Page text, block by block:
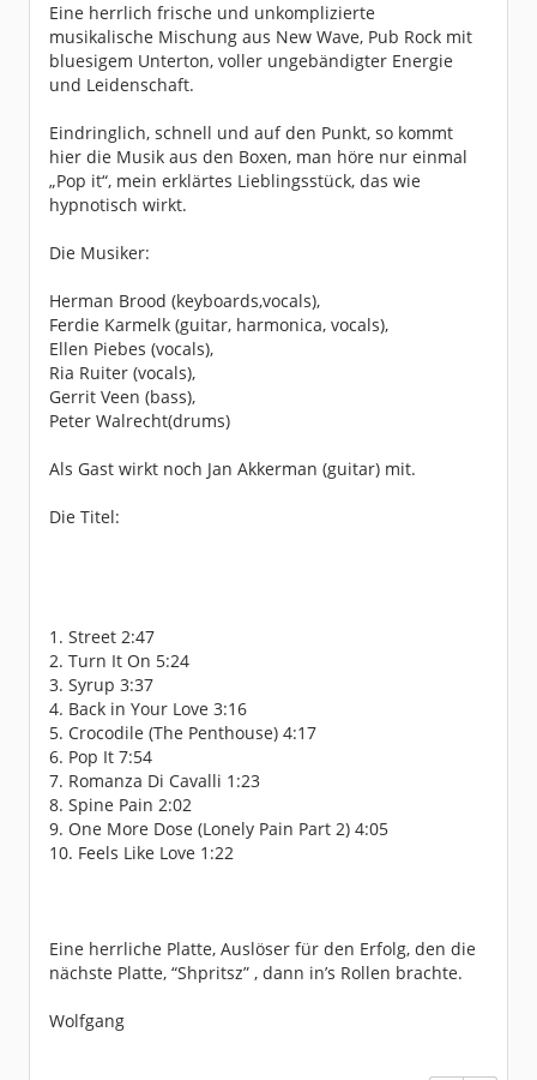
Eine herrlich frische und unkomplizierte
musikalische Mischung aus New Wave, Pub Rock mit
bluesigem Unterton, voller ungebändigter Energie
und Leidenschaft.
Eindringlich, schnell und auf den Punkt, so kommt
hier die Musik aus den Boxen, man höre nur einmal
„Pop it“, mein erklärtes Lieblingsstück, das wie
hypnotisch wirkt.
Die Musiker:
Herman Brood (keyboards,vocals),
Ferdie Karmelk (guitar, harmonica, vocals),
Ellen Piebes (vocals),
Ria Ruiter (vocals),
Gerrit Veen (bass),
Peter Walrecht(drums)
Als Gast wirkt noch Jan Akkerman (guitar) mit.
Die Titel:
1. Street 2:47
2. Turn It On 5:24
3. Syrup 3:37
4. Back in Your Love 3:16
5. Crocodile (The Penthouse) 4:17
6. Pop It 7:54
7. Romanza Di Cavalli 1:23
8. Spine Pain 2:02
9. One More Dose (Lonely Pain Part 2) 4:05
10. Feels Like Love 1:22
Eine herrliche Platte, Auslöser für den Erfolg, den die
nächste Platte, “Shpritsz” , dann in’s Rollen brachte.
Wolfgang